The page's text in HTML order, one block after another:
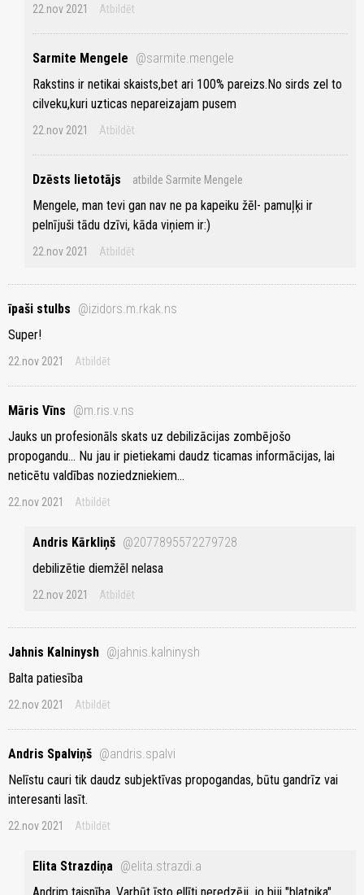
22.nov 2021 Atbildēt
Sarmite Mengele @sarmite.mengele
Rakstins ir netikai skaists,bet ari 100% pareizs.No sirds zel to
cilveku,kuri uzticas nepareizajam pusem
22.nov 2021 Atbildēt
Dzēsts lietotājs atbilde Sarmite Mengele
Mengele, man tevi gan nav ne pa kapeiku žēl- pamuļķi ir
pelnījuši tādu dzīvi, kāda viņiem ir:)
22.nov 2021 Atbildēt
īpaši stulbs @izidors.m.rkak.ns
Super!
22.nov 2021 Atbildēt
Māris Vīns @m.ris.v.ns
Jauks un profesionāls skats uz debilizācijas zombējošo
propogandu... Nu jau ir pietiekami daudz ticamas informācijas, lai
neticētu valdības noziedzniekiem...
22.nov 2021 Atbildēt
Andris Kārkliņš @2077895572279728
debilizētie diemžēl nelasa
22.nov 2021 Atbildēt
Jahnis Kalninysh @jahnis.kalninysh
Balta patiesība
22.nov 2021 Atbildēt
Andris Spalviņš @andris.spalvi
Nelīstu cauri tik daudz subjektīvas propogandas, būtu gandrīz vai
interesanti lasīt.
22.nov 2021 Atbildēt
Elita Strazdiņa @elita.strazdi.a